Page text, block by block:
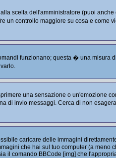
scelta dell'amministratore (puoi
un controllo maggiore su cosa e
funzionano; questa � una misura di
una sensazione o un'emozione
invio messaggi. Cerca di non
caricare delle immagini
che hai sul tuo computer (a
il comando BBCode [img] che